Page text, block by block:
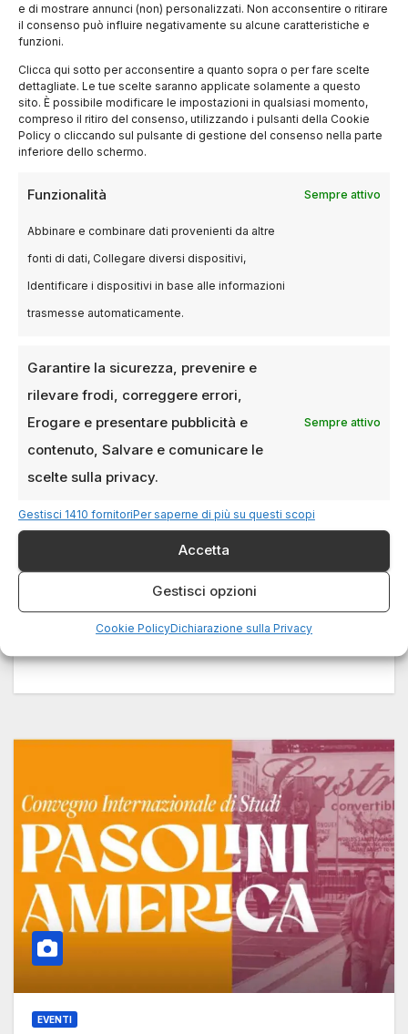
e di mostrare annunci (non) personalizzati. Non acconsentire o ritirare
il consenso può influire negativamente su alcune caratteristiche e
funzioni.
Clicca qui sotto per acconsentire a quanto sopra o per fare scelte
dettagliate. Le tue scelte saranno applicate solamente a questo
sito. È possibile modificare le impostazioni in qualsiasi momento,
compreso il ritiro del consenso, utilizzando i pulsanti della Cookie
Policy o cliccando sul pulsante di gestione del consenso nella parte
inferiore dello schermo.
Funzionalità Sempre attivo
Abbinare e combinare dati provenienti da altre
fonti di dati, Collegare diversi dispositivi,
Identificare i dispositivi in base alle informazioni
trasmesse automaticamente.
Garantire la sicurezza, prevenire e
rilevare frodi, correggere errori,
Erogare e presentare pubblicità e
contenuto, Salvare e comunicare le
scelte sulla privacy.
Sempre attivo
Gestisci 1410 fornitoriPer saperne di più su questi scopi
Accetta
Gestisci opzioni
Cookie PolicyDichiarazione sulla Privacy
La Lombardia si conferma una delle regioni
italiane più dinamiche nel settore audiovisivo, non
solo per numero di imprese ma…
EVENTI
Milano Film Fest 2025: cinema,
musica e contaminazione artistica
nella capitale culturale italiana
La prima edizione del nuovo Milano Film Fest si
prepara a trasformare Milano in un palcoscenico
internazionale dedicato all’audiovisivo, alla…
EVENTI